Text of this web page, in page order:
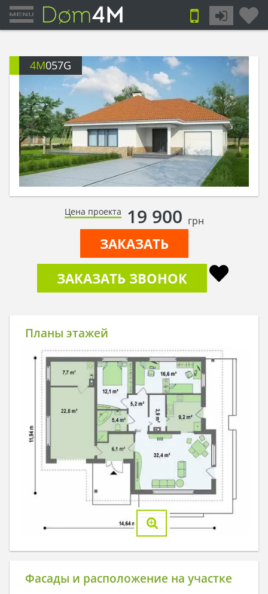
4M057G
Цена проекта 19 900 грн
ЗАКАЗАТЬ
ЗАКАЗАТЬ ЗВОНОК
Планы этажей
Фасады и расположение на участке